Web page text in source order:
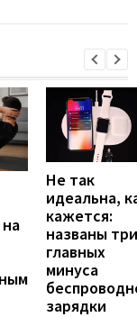
Не так
идеальна,
кажется:
названы три
главных
минуса
зарядки